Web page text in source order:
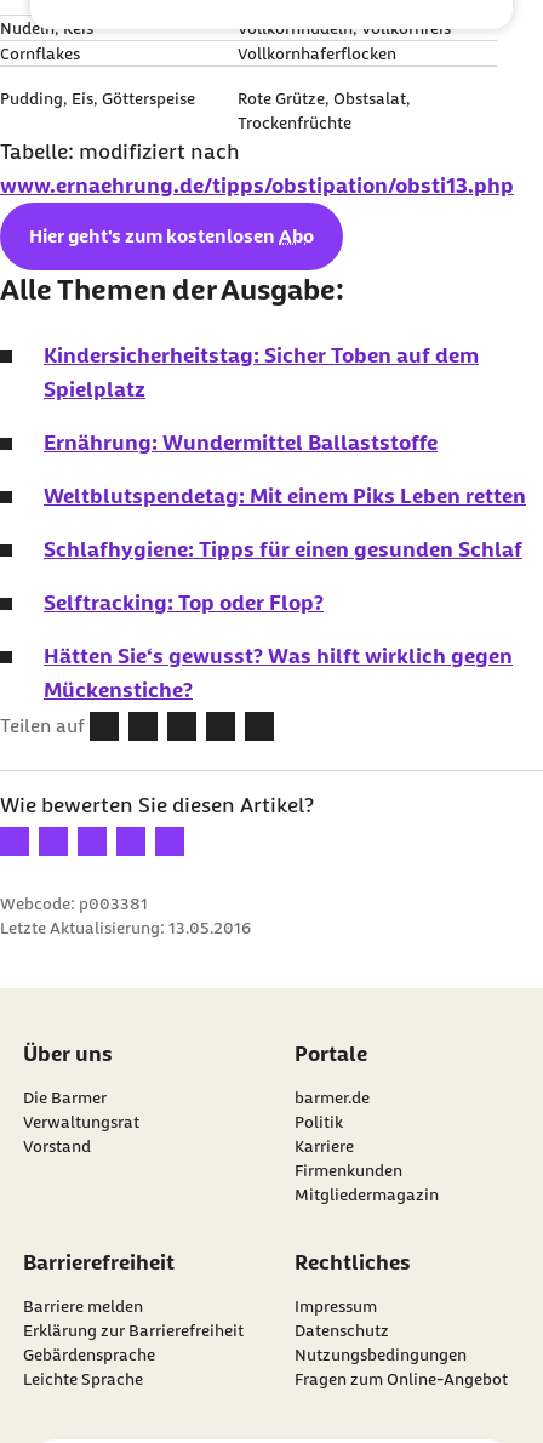
Nudeln, Reis
Vollkornnudeln, Vollkornreis
Cornflakes
Vollkornhaferflocken
Pudding, Eis, Götterspeise
Rote Grütze, Obstsalat,
Trockenfrüchte
Tabelle: modifiziert nach
www.ernaehrung.de/tipps/obstipation/obsti13.php
Hier geht's zum kostenlosen Abo
Alle Themen der Ausgabe:
Kindersicherheitstag: Sicher Toben auf dem
Spielplatz
Ernährung: Wundermittel Ballaststoffe
Weltblutspendetag: Mit einem Piks Leben retten
Schlafhygiene: Tipps für einen gesunden Schlaf
Selftracking: Top oder Flop?
Hätten Sie‘s gewusst? Was hilft wirklich gegen
Mückenstiche?
Teilen auf
Wie bewerten Sie diesen Artikel?
Ihre Bewertung: 1 Stern
Ihre Bewertung: 2 Sterne
Ihre Bewertung: 3 Sterne
Ihre Bewertung: 4 Sterne
Ihre Bewertung: 5 Sterne
Webcode: p003381
Letzte Aktualisierung: 13.05.2016
Über uns
Die Barmer
Verwaltungsrat
Vorstand
Portale
barmer.de
Politik
Karriere
Firmenkunden
Mitgliedermagazin
Barrierefreiheit
Barriere melden
Erklärung zur Barrierefreiheit
Gebärdensprache
Leichte Sprache
Rechtliches
Impressum
Datenschutz
Nutzungsbedingungen
Fragen zum Online-Angebot